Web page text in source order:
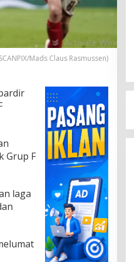
Mads Claus Rasmussen)
Grup F
laga